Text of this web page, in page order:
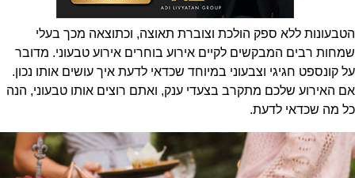
הטבעונות ללא ספק הולכת וצוברת תאוצה, וכתוצאה מכך בעלי
שמחות רבים המבקשים לקיים אירוע בוחרים אירוע טבעוני. מדובר
על קונספט חגיגי וצבעוני במיוחד שכדאי לדעת איך עושים אותו נכון.
אם האירוע שלכם מתקרב בצעדי ענק, ואתם רוצים אותו טבעוני, הנה
כל מה שכדאי לדעת.